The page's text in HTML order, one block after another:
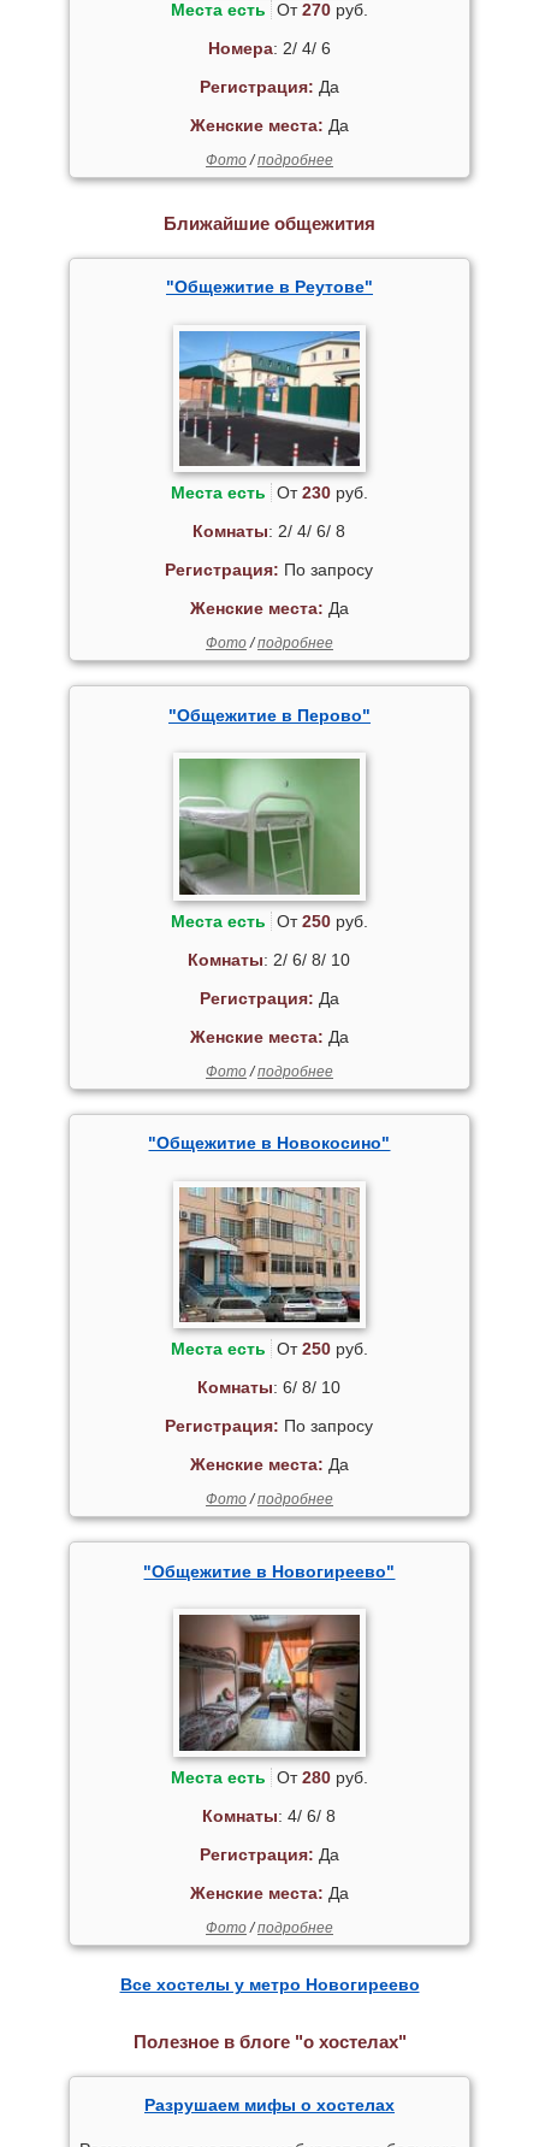
Места есть От270руб.
Номера: 2/ 4/ 6
Регистрация: Да
Женские места: Да
Фото/подробнее
Ближайшие общежития
"Общежитие в Реутове"
Места есть От230руб.
Комнаты: 2/ 4/ 6/ 8
Регистрация: По запросу
Женские места: Да
Фото/подробнее
"Общежитие в Перово"
Места есть От250руб.
Комнаты: 2/ 6/ 8/ 10
Регистрация: Да
Женские места: Да
Фото/подробнее
"Общежитие в Новокосино"
Места есть От250руб.
Комнаты: 6/ 8/ 10
Регистрация: По запросу
Женские места: Да
Фото/подробнее
"Общежитие в Новогиреево"
Места есть От280руб.
Комнаты: 4/ 6/ 8
Регистрация: Да
Женские места: Да
Фото/подробнее
Все хостелы у метро Новогиреево
Полезное в блоге "о хостелах"
Разрушаем мифы о хостелах